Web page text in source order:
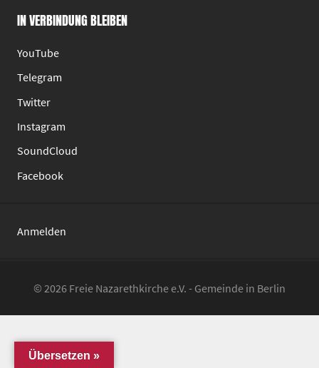
IN VERBINDUNG BLEIBEN
YouTube
Telegram
Twitter
Instagram
SoundCloud
Facebook
Anmelden
© 2026 Freie Nazarethkirche e.V. - Gemeinde in Berlin
Übersetzen »